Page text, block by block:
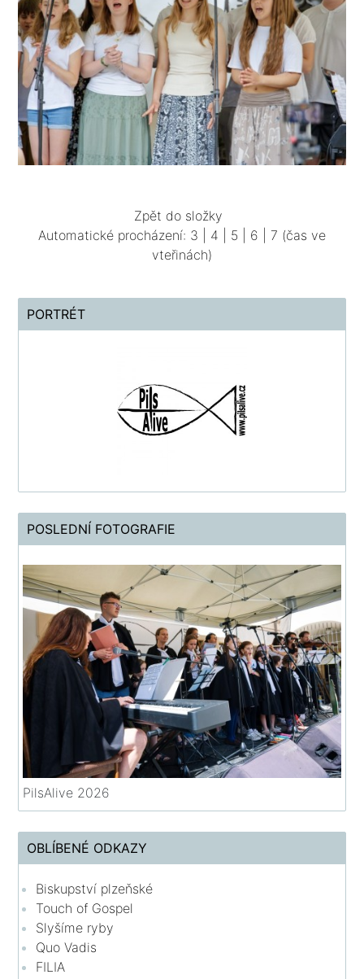
Zpět do složky
Automatické procházení: 3 4 5 6 7 (čas ve
vteřinách)
PORTRÉT
POSLEDNÍ FOTOGRAFIE
PilsAlive 2026
OBLÍBENÉ ODKAZY
Biskupství plzeňské
Touch of Gospel
Slyšíme ryby
Quo Vadis
FILIA